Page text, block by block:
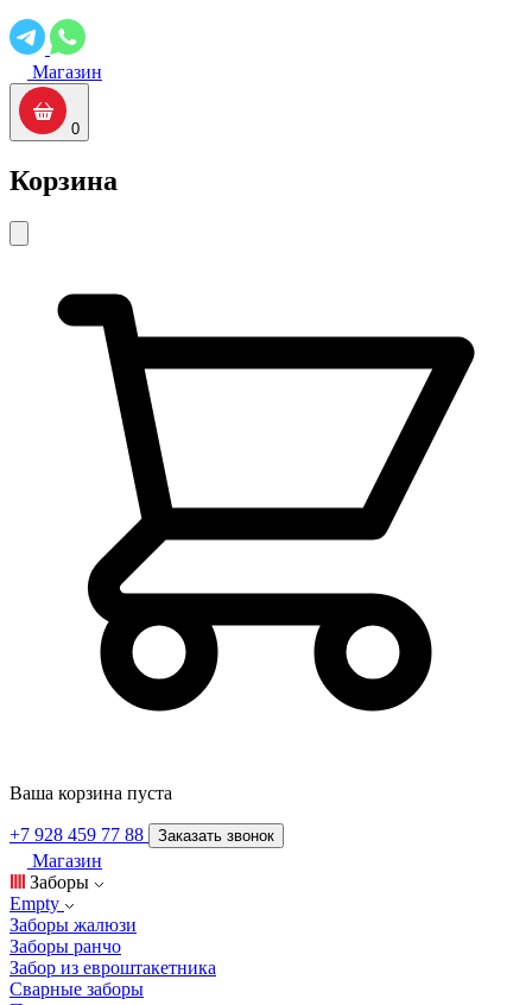
Магазин
0
Корзина
Ваша корзина пуста
+7 928 459 77 88 Заказать звонок
Магазин
Заборы
Empty
Заборы жалюзи
Заборы ранчо
Забор из евроштакетника
Сварные заборы